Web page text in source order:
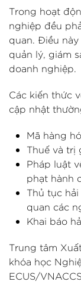
Trong hoạt
nghiệp đều
quan. Điều
quản lý, giám
doanh nghiệp.
Các kiến thức
cập nhật
Mã hàng
Thuế và trị
Pháp luật
phạt hành
Thủ tục
quan các
Khai báo
Trung tâm
khóa học
ECUS/